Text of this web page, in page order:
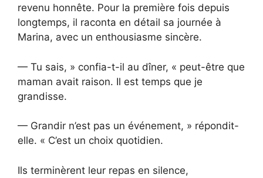
revenu honnête. Pour la première fois depuis
longtemps, il raconta en détail sa journée à
Marina, avec un enthousiasme sincère.
— Tu sais, » confia-t-il au dîner, « peut-être que
maman avait raison. Il est temps que je
grandisse.
— Grandir n’est pas un événement, » répondit-
elle. « C’est un choix quotidien.
Ils terminèrent leur repas en silence,